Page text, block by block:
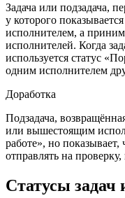
Задача или подзадача,
у которого
исполнителем, а
исполнителей. Когда
используется статус
одним исполнителем
Доработка
Подзадача,
или вышестоящим
работе», но показывает,
отправлять на
Статусы задач